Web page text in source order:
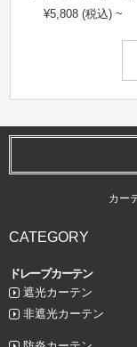
¥5,808 (税込) ~
カー
CATEGORY
ドレープカーテン
遮光カーテン
非遮光カーテン